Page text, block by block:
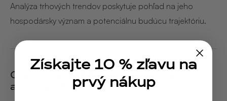
Analýza trhových trendov poskytuje pohľad na jeho
hospodársky význam a potenciálnu budúcu trajektóriu.
Odporúčania týkajúce sa bezpečnosti
a manipulácie
Získajte 10 % zľavu na
prvý nákup